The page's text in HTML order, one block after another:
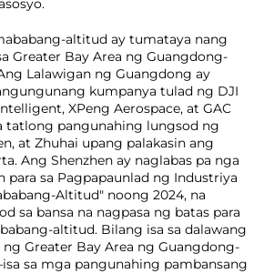
altitud ay tumataya nang
Greater Bay Area ng Guangdong-
Lalawigan ng Guangdong ay
kumpanya tulad ng DJI
XPeng Aerospace, at GAC
tatlong pangunahing lungsod ng
at Zhuhai upang palakasin ang
Ang Shenzhen ay naglabas pa nga
para sa Pagpapaunlad ng Industriya
Altitud" noong 2024, na
sa bansa na nagpasa ng batas para
altitud. Bilang isa sa dalawang
Greater Bay Area ng Guangdong-
sa mga pangunahing pambansang